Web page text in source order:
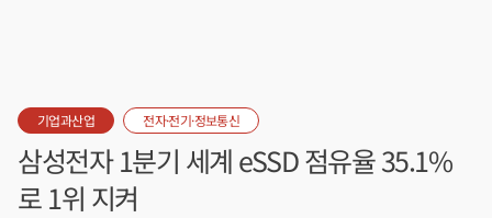
기업과산업 전자·전기·정보통신
삼성전자 1분기 세계 eSSD 점유율 35.1%
로 1위 지켜